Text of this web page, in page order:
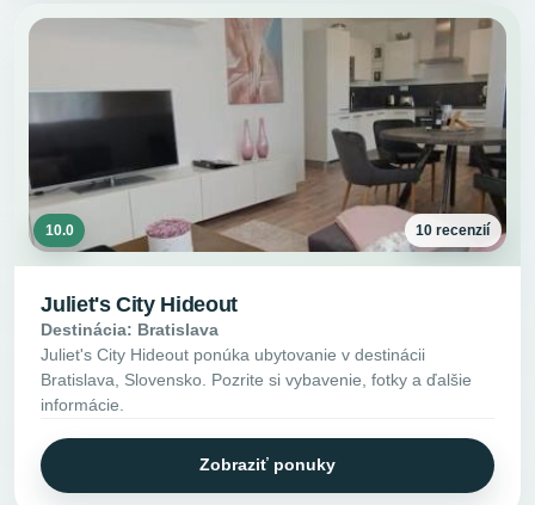
10.0 10 recenzií
Juliet's City Hideout
Destinácia: Bratislava
Juliet's City Hideout ponúka ubytovanie v destinácii
Bratislava, Slovensko. Pozrite si vybavenie, fotky a ďalšie
informácie.
Zobraziť ponuky